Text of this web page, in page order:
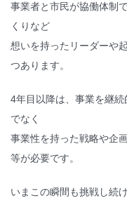
事業者と市民が協働体制
くりなど
想いを持ったリーダーや
つあります。
4年目以降は、事業を継
でなく
事業性を持った戦略や企
等が必要です。
いまこの瞬間も挑戦し続